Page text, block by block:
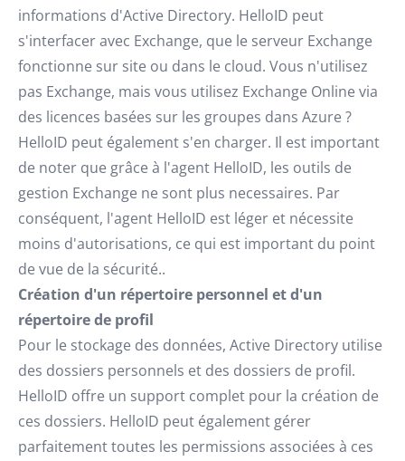
informations d'Active Directory. HelloID peut
s'interfacer avec Exchange, que le serveur Exchange
fonctionne sur site ou dans le cloud. Vous n'utilisez
pas Exchange, mais vous utilisez Exchange Online via
des licences basées sur les groupes dans Azure ?
HelloID peut également s'en charger. Il est important
de noter que grâce à l'agent HelloID, les outils de
gestion Exchange ne sont plus necessaires. Par
conséquent, l'agent HelloID est léger et nécessite
moins d'autorisations, ce qui est important du point
de vue de la sécurité..
Création d'un répertoire personnel et d'un
répertoire de profil
Pour le stockage des données, Active Directory utilise
des dossiers personnels et des dossiers de profil.
HelloID offre un support complet pour la création de
ces dossiers. HelloID peut également gérer
parfaitement toutes les permissions associées à ces